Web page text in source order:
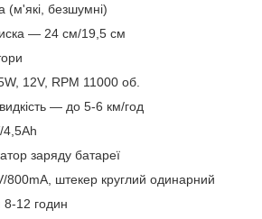
(м'які, безшумні)
— 24 см/19,5 см
12V, RPM 11000 об.
— до 5-6 км/год
4,5Аh
заряду батареї
800mА, штекер круглий одинарний
12 годин